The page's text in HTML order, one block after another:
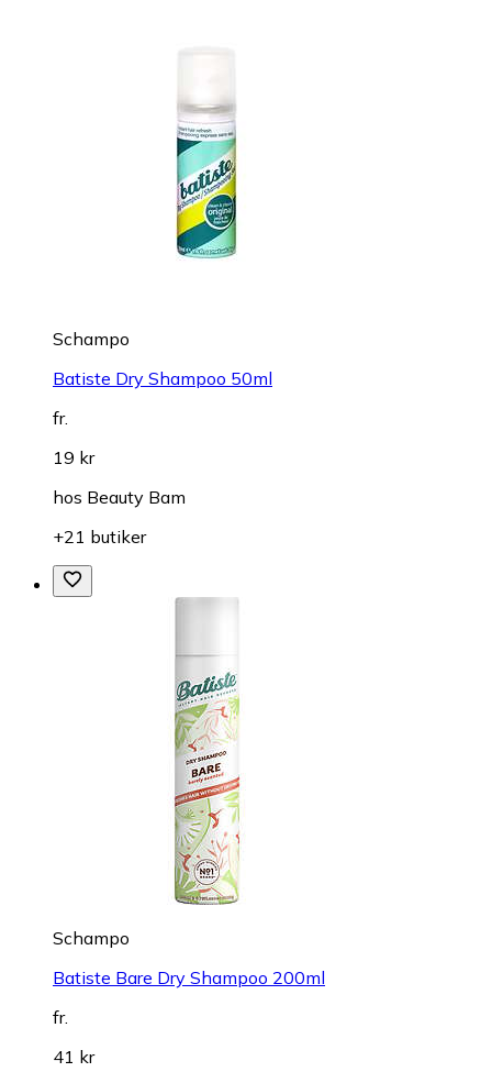
Schampo
Batiste Dry Shampoo 50ml
fr.
19 kr
hos Beauty Bam
+21 butiker
Schampo
Batiste Bare Dry Shampoo 200ml
fr.
41 kr